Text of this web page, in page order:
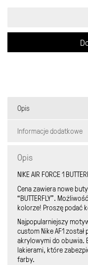
AF1
Opis
Informacje dodatkowe
Opis
NIKE AIR FORCE 1
Cena zawiera nowe
“BUTTERFLY”.
kolorze! Proszę podać
Najpopularniejszy
custom Nike AF1
akrylowymi do obuwia.
lakierami, które
farby.